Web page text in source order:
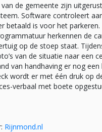
van de gemeente zijn
Software controleert
betaald is voor het
herkennen de
op de stoep staat.
van de situatie naar een
van handhaving er nog een
wordt er met één druk op
verbaal met boete
Rijnmond.nl